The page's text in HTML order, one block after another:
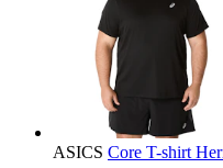
ASICS Core T-shirt